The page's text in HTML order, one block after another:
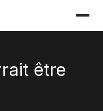
être